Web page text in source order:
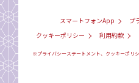
スマートフォンApp
プ
クッキーポリシー
利用約款
※プライバシーステートメント、クッキーポリ